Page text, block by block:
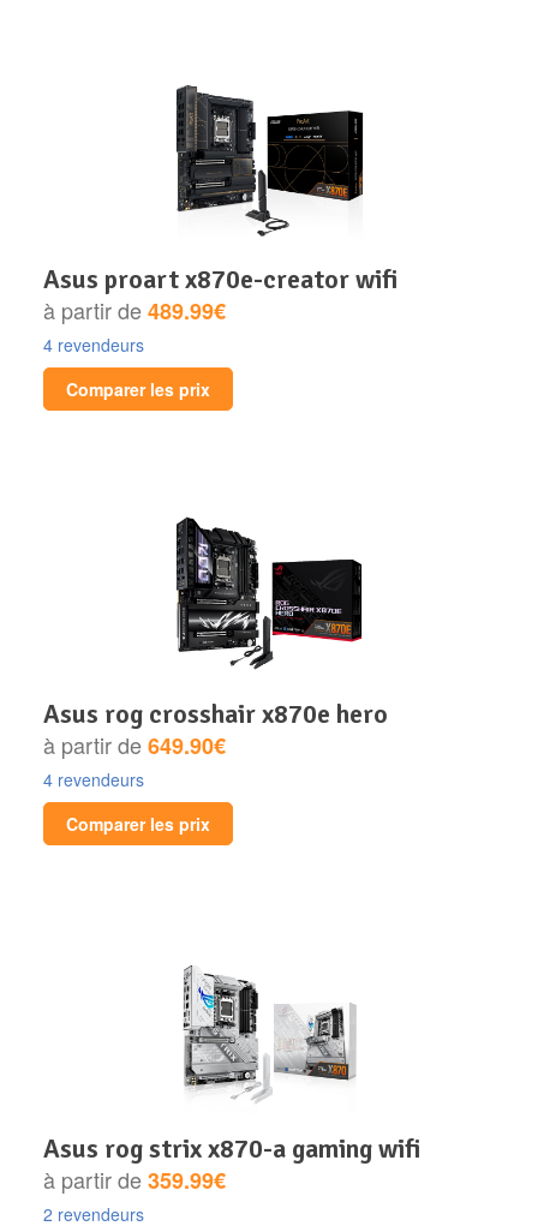
asus proart x870e-creator wifi
à partir de489.99€
4 revendeurs
Comparer les prix
asus rog crosshair x870e hero
à partir de649.90€
4 revendeurs
Comparer les prix
asus rog strix x870-a gaming wifi
à partir de359.99€
2 revendeurs